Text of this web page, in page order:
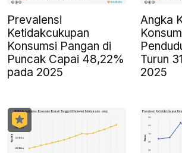
Prevalensi
Ketidakcukupan
Konsumsi Pangan di
Puncak Capai 48,22%
pada 2025
Angka
Turun
2025